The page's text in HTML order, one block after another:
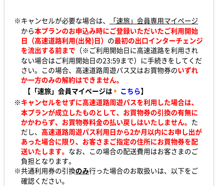
※キャンセルが必要な場合は、
「速旅」会員専用マイページ
から本プランのお申込み時にご登録いただいたご利用開始
日（高速道路利用(出発)日） の最初の出口インターチェンジ
を流出する前まで （※ご利用開始日に高速道路を利用され
ない場合はご利用開始日の23:59まで）に手続きをしてくだ
さい。この場合、高速道路周遊パス又はお買物券のいずれ
か一方のみの解約はできません。
【「速旅」会員マイページは
こちら】
※キャンセルをせずに高速道路周遊パスを利用した場合は、
本プランが成立したものとして、お買物券の引換の有無に
かかわらず、お買物券料金の払い戻しはいたしません。 た
だし、 高速道路周遊パス利用日から2か月以内にお申し出が
あった場合に限り、お客さまご指定の住所にお買物券を配
送いたします。 なお、この場合の配送費用はお客さまのご
負担となります。
※共通利用券の引換のみ行った場合のお取扱いは、以下をご
確認ください。